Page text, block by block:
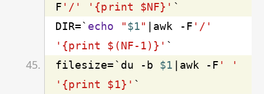
F '/' '{print $NF}'
DIR=` echo "$1" |awk -F '/'
'{print $(NF-1)}'
filesize=`du -b $1 |awk -F ' '
'{print $1}'